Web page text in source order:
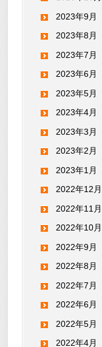
2023年9月
2023年8月
2023年7月
2023年6月
2023年5月
2023年4月
2023年3月
2023年2月
2023年1月
2022年12月
2022年11月
2022年10月
2022年9月
2022年8月
2022年7月
2022年6月
2022年5月
2022年4月